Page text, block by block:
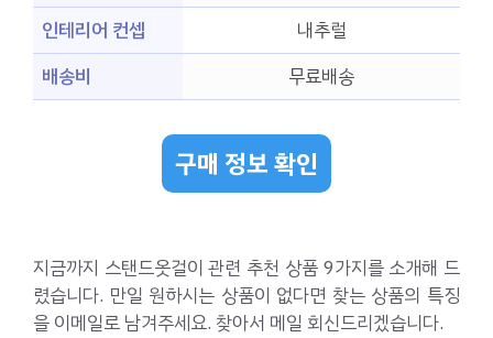
인테리어 컨셉
내추럴
배송비
무료배송
구매 정보 확인
지금까지 스탠드옷걸이 관련 추천 상품 9가지를 소개해 드
렸습니다. 만일 원하시는 상품이 없다면 찾는 상품의 특징
을 이메일로 남겨주세요. 찾아서 메일 회신드리겠습니다.